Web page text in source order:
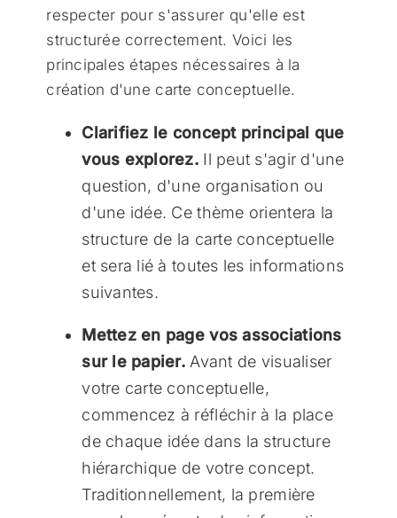
respecter pour s'assurer qu'elle est
structurée correctement. Voici les
principales étapes nécessaires à la
création d'une carte conceptuelle.
Clarifiez le concept principal que
vous explorez. Il peut s'agir d'une
question, d'une organisation ou
d'une idée. Ce thème orientera la
structure de la carte conceptuelle
et sera lié à toutes les informations
suivantes.
Mettez en page vos associations
sur le papier. Avant de visualiser
votre carte conceptuelle,
commencez à réfléchir à la place
de chaque idée dans la structure
hiérarchique de votre concept.
Traditionnellement, la première